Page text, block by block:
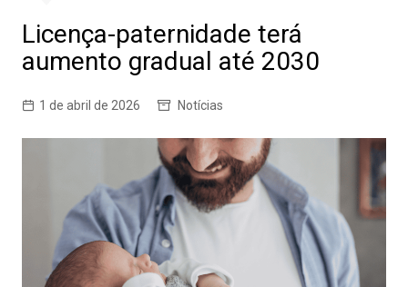
Licença-paternidade terá
aumento gradual até 2030
1 de abril de 2026 Notícias